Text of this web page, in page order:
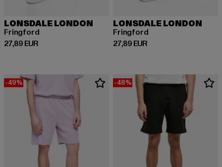
LONSDALE LONDON
Fringford
27,89 EUR
Derzeitiger Preis: 27,89 EUR
LONSDALE LONDON
Fringford
27,89 EUR
Derzeitiger Preis: 27,89 EUR
-49% -48%